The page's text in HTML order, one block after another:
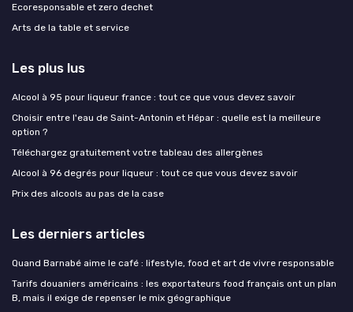
Ecoresponsable et zero dechet
Arts de la table et service
Les plus lus
Alcool à 95 pour liqueur france : tout ce que vous devez savoir
Choisir entre l'eau de Saint-Antonin et Hépar : quelle est la meilleure
option ?
Téléchargez gratuitement votre tableau des allergènes
Alcool à 96 degrés pour liqueur : tout ce que vous devez savoir
Prix des alcools au pas de la case
Les derniers articles
Quand Barnabé aime le café : lifestyle, food et art de vivre responsable
Tarifs douaniers américains : les exportateurs food français ont un plan
B, mais il exige de repenser le mix géographique